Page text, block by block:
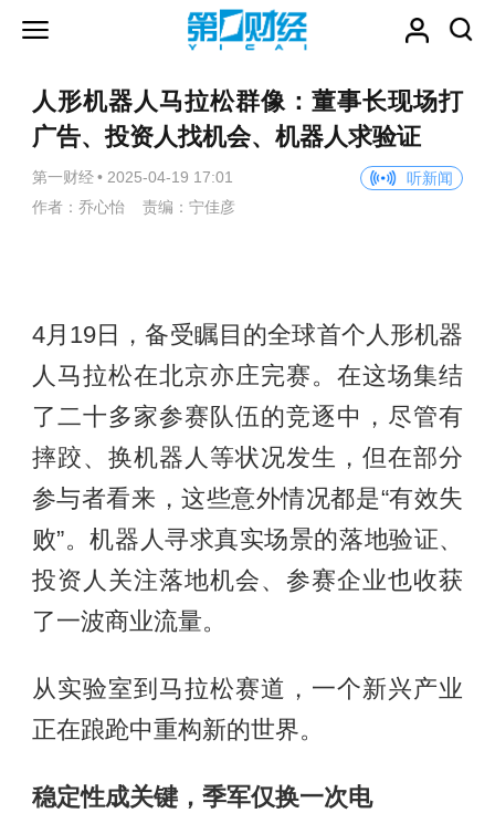
人形机器人马拉松群像：董事长现场打
广告、投资人找机会、机器人求验证
第一财经 • 2025-04-19 17:01
听新闻
作者：乔心怡 责编：宁佳彦
4月19日，备受瞩目的全球首个人形机器
人马拉松在北京亦庄完赛。在这场集结
了二十多家参赛队伍的竞逐中，尽管有
摔跤、换机器人等状况发生，但在部分
参与者看来，这些意外情况都是“有效失
败”。机器人寻求真实场景的落地验证、
投资人关注落地机会、参赛企业也收获
了一波商业流量。
从实验室到马拉松赛道，一个新兴产业
正在踉跄中重构新的世界。
稳定性成关键，季军仅换一次电